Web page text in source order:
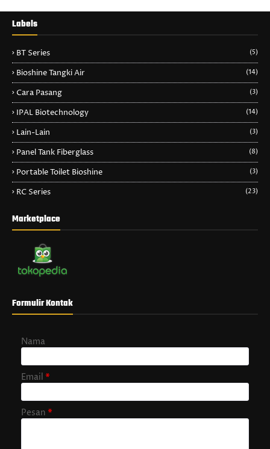
Labels
BT Series (5)
Bioshine Tangki Air (14)
Cara Pasang (3)
IPAL Biotechnology (14)
Lain-Lain (3)
Panel Tank Fiberglass (8)
Portable Toilet Bioshine (3)
RC Series (23)
Marketplace
Formulir Kontak
Nama
Email *
Pesan *